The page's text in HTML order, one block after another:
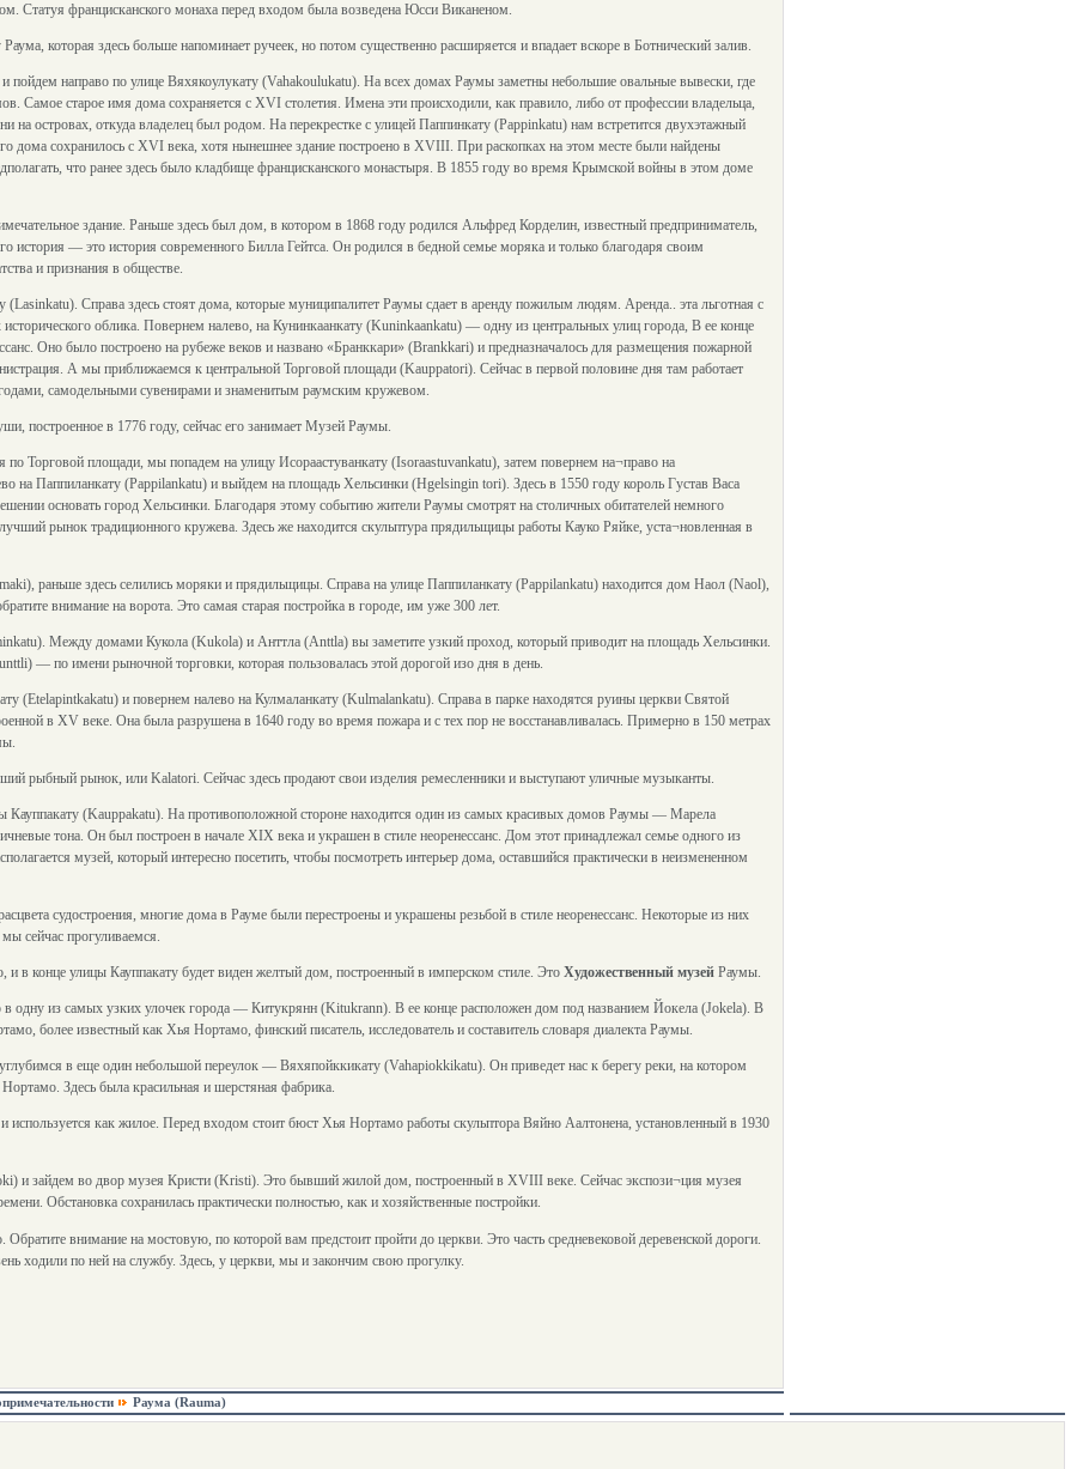
Статуя францисканского монаха перед входом была возведена Юсси Виканеном.
которая здесь больше напоминает ручеек, но потом существенно расширяется и впадает вскоре в Ботнический залив.
пойдем направо по улице Вяхякоулукату (Vahakoulukatu). На всех домах Раумы заметны небольшие овальные вывески, где
Самое старое имя дома сохраняется с XVI столетия. Имена эти происходили, как правило, либо от профессии владельца,
на островах, откуда владелец был родом. На перекрестке с улицей Паппинкату (Pappinkatu) нам встретится двухэтажный
дома сохранилось с XVI века, хотя нынешнее здание построено в XVIII. При раскопках на этом месте были найдены
что ранее здесь было кладбище францисканского монастыря. В 1855 году во время Крымской войны в этом доме
здание. Раньше здесь был дом, в котором в 1868 году родился Альфред Корделин, известный предприниматель,
история — это история современного Билла Гейтса. Он родился в бедной семье моряка и только благодаря своим
и признания в обществе.
(Lasinkatu). Справа здесь стоят дома, которые муниципалитет Раумы сдает в аренду пожилым людям. Аренда.. эта льготная с
облика. Повернем налево, на Кунинкаанкату (Kuninkaankatu) — одну из центральных улиц города, В ее конце
Оно было построено на рубеже веков и названо «Бранккари» (Brankkari) и предназначалось для размещения пожарной
А мы приближаемся к центральной Торговой площади (Kauppatori). Сейчас в первой половине дня там работает
самодельными сувенирами и знаменитым раумским кружевом.
построенное в 1776 году, сейчас его занимает Музей Раумы.
по Торговой площади, мы попадем на улицу Исораастуванкату (Isoraastuvankatu), затем повернем на¬право на
на Паппиланкату (Pappilankatu) и выйдем на площадь Хельсинки (Hgelsingin tori). Здесь в 1550 году король Густав Васа
основать город Хельсинки. Благодаря этому событию жители Раумы смотрят на столичных обитателей немного
рынок традиционного кружева. Здесь же находится скульптура прядильщицы работы Кауко Ряйке, уста¬новленная в
раньше здесь селились моряки и прядильщицы. Справа на улице Паппиланкату (Pappilankatu) находится дом Наол (Naol),
внимание на ворота. Это самая старая постройка в городе, им уже 300 лет.
Между домами Кукола (Kukola) и Анттла (Anttla) вы заметите узкий проход, который приводит на площадь Хельсинки.
— по имени рыночной торговки, которая пользовалась этой дорогой изо дня в день.
(Etelapintkakatu) и повернем налево на Кулмаланкату (Kulmalankatu). Справа в парке находятся руины церкви Святой
в XV веке. Она была разрушена в 1640 году во время пожара и с тех пор не восстанавливалась. Примерно в 150 метрах
рыбный рынок, или Kalatori. Сейчас здесь продают свои изделия ремесленники и выступают уличные музыканты.
(Kauppakatu). На противоположной стороне находится один из самых красивых домов Раумы — Марела
тона. Он был построен в начале XIX века и украшен в стиле неоренессанс. Дом этот принадлежал семье одного из
музей, который интересно посетить, чтобы посмотреть интерьер дома, оставшийся практически в неизмененном
судостроения, многие дома в Рауме были перестроены и украшены резьбой в стиле неоренессанс. Некоторые из них
сейчас прогуливаемся.
в конце улицы Кауппакату будет виден желтый дом, построенный в имперском стиле. Это Художественный музей Раумы.
одну из самых узких улочек города — Китукрянн (Kitukrann). В ее конце расположен дом под названием Йокела (Jokela). В
более известный как Хья Нортамо, финский писатель, исследователь и составитель словаря диалекта Раумы.
в еще один небольшой переулок — Вяхяпойккикату (Vahapiokkikatu). Он приведет нас к берегу реки, на котором
Здесь была красильная и шерстяная фабрика.
используется как жилое. Перед входом стоит бюст Хья Нортамо работы скульптора Вяйно Аалтонена, установленный в 1930
и зайдем во двор музея Кристи (Kristi). Это бывший жилой дом, построенный в XVIII веке. Сейчас экспози¬ция музея
Обстановка сохранилась практически полностью, как и хозяйственные постройки.
внимание на мостовую, по которой вам предстоит пройти до церкви. Это часть средневековой деревенской дороги.
ходили по ней на службу. Здесь, у церкви, мы и закончим свою прогулку.
Раума (Rauma)